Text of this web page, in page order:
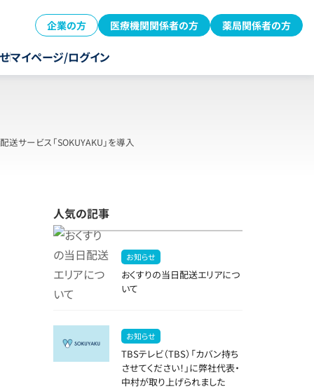
企業の方 医療機関関係者の方 薬局関係者の方
マイページ/ログイン
サービス「SOKUYAKU」を導入
人気の記事
お知らせ
おくすりの当日配送エリアにつ
いて
お知らせ
TBSテレビ（TBS）「カバン持ち
させてください！」に弊社代表・
中村が取り上げられました